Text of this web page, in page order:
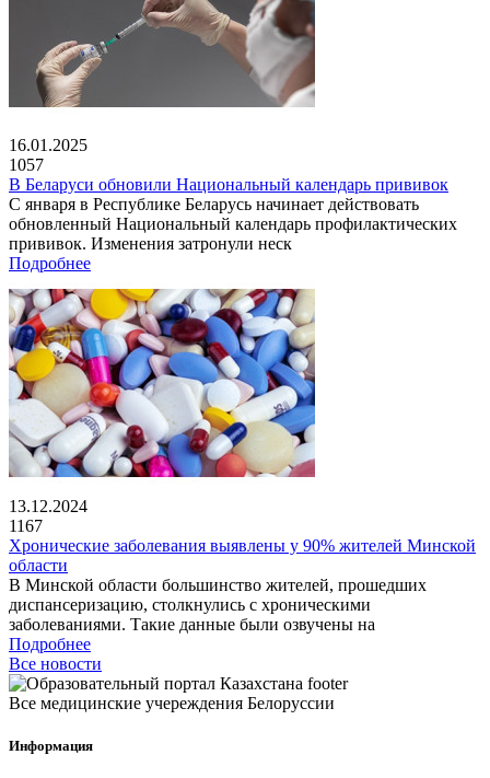
16.01.2025
1057
В Беларуси обновили Национальный календарь прививок
С января в Республике Беларусь начинает действовать
обновленный Национальный календарь профилактических
прививок. Изменения затронули неск
Подробнее
13.12.2024
1167
Хронические заболевания выявлены у 90% жителей Минской
области
В Минской области большинство жителей, прошедших
диспансеризацию, столкнулись с хроническими
заболеваниями. Такие данные были озвучены на
Подробнее
Все новости
Все медицинские учереждения Белоруссии
Информация